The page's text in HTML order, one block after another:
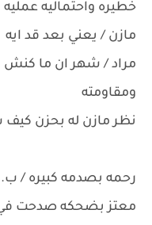
خطيره واحتماليه
مازن / يعني بعد قد ايه
مراد / شهر ان ما كنش
ومقاومته
نظر مازن له بحزن كيف
رحمه بصدمه كبيره /
معتز بضحكه صدحت في